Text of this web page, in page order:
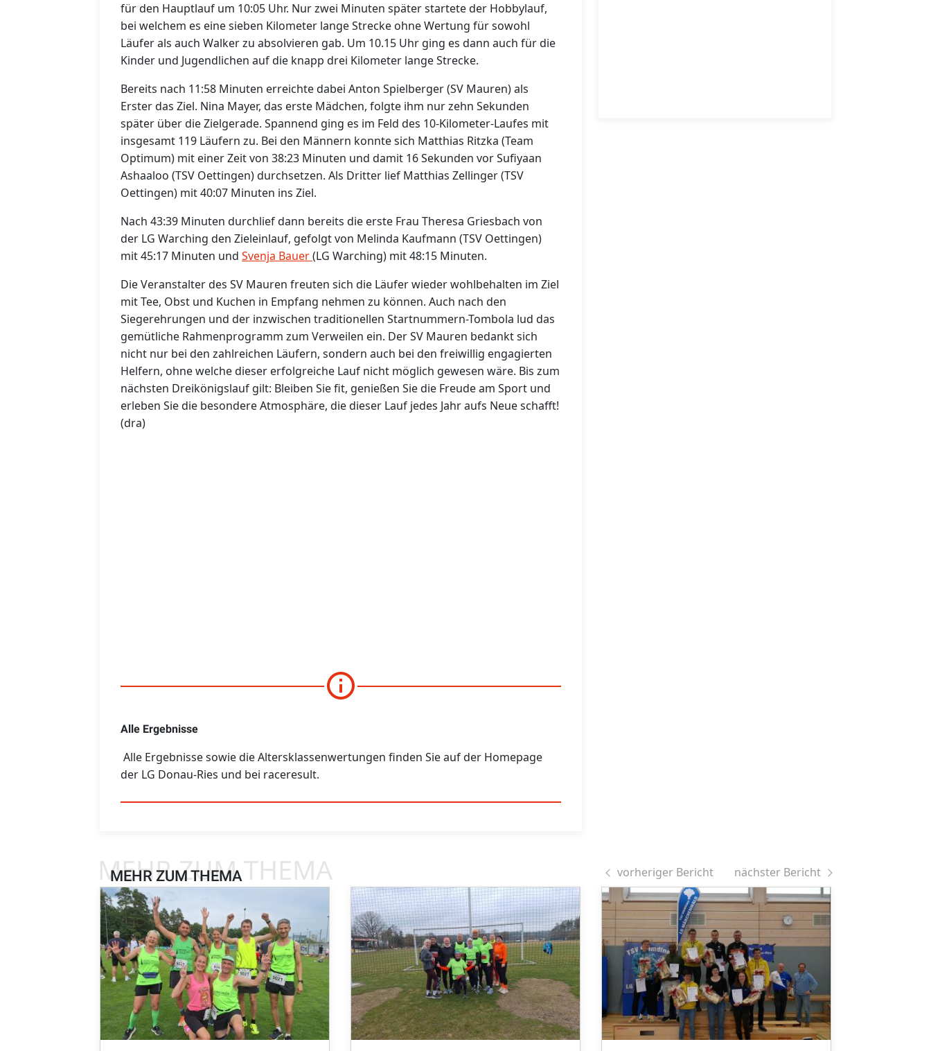
für den Hauptlauf um 10:05 Uhr. Nur zwei Minuten später startete der Hobbylauf,
bei welchem es eine sieben Kilometer lange Strecke ohne Wertung für sowohl
Läufer als auch Walker zu absolvieren gab. Um 10.15 Uhr ging es dann auch für die
Kinder und Jugendlichen auf die knapp drei Kilometer lange Strecke.
Bereits nach 11:58 Minuten erreichte dabei Anton Spielberger (SV Mauren) als
Erster das Ziel. Nina Mayer, das erste Mädchen, folgte ihm nur zehn Sekunden
später über die Zielgerade. Spannend ging es im Feld des 10-Kilometer-Laufes mit
insgesamt 119 Läufern zu. Bei den Männern konnte sich Matthias Ritzka (Team
Optimum) mit einer Zeit von 38:23 Minuten und damit 16 Sekunden vor Sufiyaan
Ashaaloo (TSV Oettingen) durchsetzen. Als Dritter lief Matthias Zellinger (TSV
Oettingen) mit 40:07 Minuten ins Ziel.
Nach 43:39 Minuten durchlief dann bereits die erste Frau Theresa Griesbach von
der LG Warching den Zieleinlauf, gefolgt von Melinda Kaufmann (TSV Oettingen)
mit 45:17 Minuten und Svenja Bauer(LG Warching) mit 48:15 Minuten.
Die Veranstalter des SV Mauren freuten sich die Läufer wieder wohlbehalten im Ziel
mit Tee, Obst und Kuchen in Empfang nehmen zu können. Auch nach den
Siegerehrungen und der inzwischen traditionellen Startnummern-Tombola lud das
gemütliche Rahmenprogramm zum Verweilen ein. Der SV Mauren bedankt sich
nicht nur bei den zahlreichen Läufern, sondern auch bei den freiwillig engagierten
Helfern, ohne welche dieser erfolgreiche Lauf nicht möglich gewesen wäre. Bis zum
nächsten Dreikönigslauf gilt: Bleiben Sie fit, genießen Sie die Freude am Sport und
erleben Sie die besondere Atmosphäre, die dieser Lauf jedes Jahr aufs Neue schafft!
(dra)
Alle Ergebnisse
Alle Ergebnisse sowie die Altersklassenwertungen finden Sie auf der Homepage
der LG Donau-Ries und bei raceresult.
MEHR ZUM THEMA
MEHR ZUM THEMA vorheriger Bericht nächster Bericht